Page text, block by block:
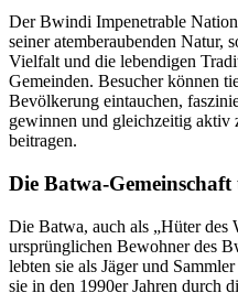
Der Bwindi Impenetrable
seiner atemberaubenden Natur,
Vielfalt und die lebendigen
Gemeinden. Besucher können
Bevölkerung eintauchen,
gewinnen und gleichzeitig
beitragen.
Die Batwa-
Die Batwa, auch als „Hüter des
ursprünglichen Bewohner des
lebten sie als Jäger und
sie in den 1990er Jahren durch